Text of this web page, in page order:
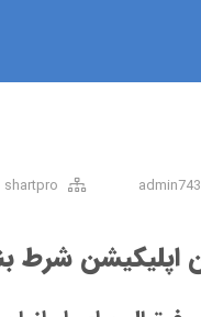
shartpro
اپلیکیشن شرط‌